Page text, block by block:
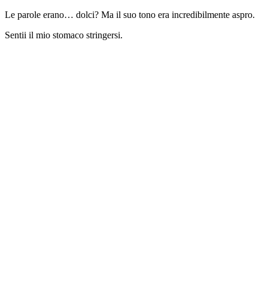
Le parole erano… dolci? Ma il suo tono era incredibilmente aspro.
Sentii il mio stomaco stringersi.